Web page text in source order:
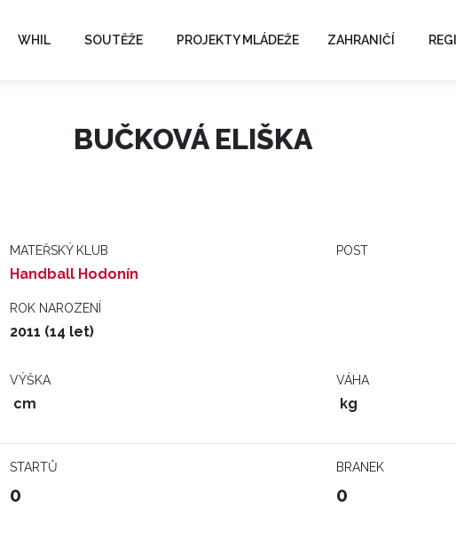
WHIL SOUTĚŽE PROJEKTY MLÁDEŽE ZAHRANIČÍ
BUČKOVÁ ELIŠKA
MATEŘSKÝ KLUB
Handball Hodonín
POST
ROK NAROZENÍ
2011 (14 let)
VÝŠKA
cm
VÁHA
kg
STARTŮ
0
BRANEK
0